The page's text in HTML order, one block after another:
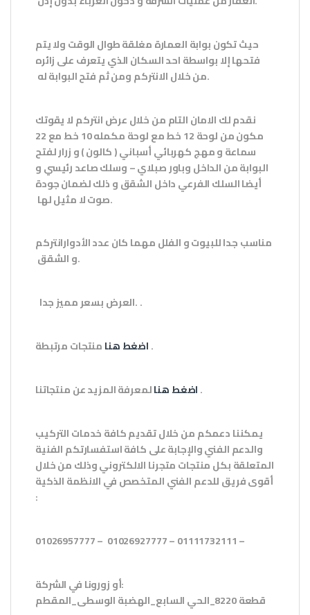
حيث تكون بوابة العمارة مغلقة طوال الوقت ولا يتم
فتحها إلا بواسطة احد السكان الذي يتعرف على زائره
من خلال الانتركم ومن ثم فتح البوابة له.
نقدم لك الامان التام من خلال عرضانتركملا يقوتك
مكون من لوحة 12 خط مع لوحة مكمله 10 خط مع 22
سماعة و مهج كهربائي أسباني ( كالون ) و زرار لفتح
البوابة من الداخل وباور صبلاي – وسلك صاعد رئيسي و
أيضا السلك الفرعي داخل الشقق و ذلك لضمان جودة
صوت لا مثيل لها.
انتركممناسب جدا للبيوت و الفلل مهما كان عدد الأدوار
و الشقق.
العرض بسعر مميز جدا..
منتجات مرتبطةاضغط هنا.
لمعرفة المزيد عن منتجاتنااضغط هنا.
يمكننا دعمكم من خلال تقديم كافة خدمات التركيب
والدعم الفني والإجابة على كافة استفسارتكم الفنية
المتعلقة بكل منتجات متجرنا الالكتروني وذلك من خلال
أقوى فريق للدعم الفني المتخصص في الانظمة الذكية
:
01026957777 – 01026927777 – 01111732111 –
أو زورونا في الشركة:
قطعة 8220_الحي السابع_الهضبة الوسطى_المقطم